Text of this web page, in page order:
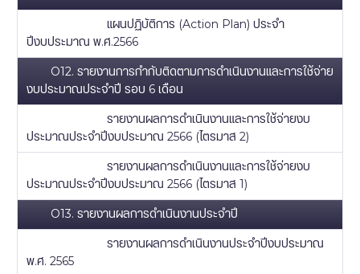
แผนปฏิบัติการ (Action Plan) ประจำ
ปีงบประมาณ พ.ศ.2566
O12. รายงานการกำกับติดตามการดำเนินงานและการใช้จ่าย
งบประมาณประจำปี รอบ 6 เดือน
รายงานผลการดำเนินงานและการใช้จ่ายงบ
ประมาณประจำปีงบประมาณ 2566 (ไตรมาส 2)
รายงานผลการดำเนินงานและการใช้จ่ายงบ
ประมาณประจำปีงบประมาณ 2566 (ไตรมาส 1)
O13. รายงานผลการดำเนินงานประจำปี
รายงานผลการดำเนินงานประจำปีงบประมาณ
พ.ศ. 2565